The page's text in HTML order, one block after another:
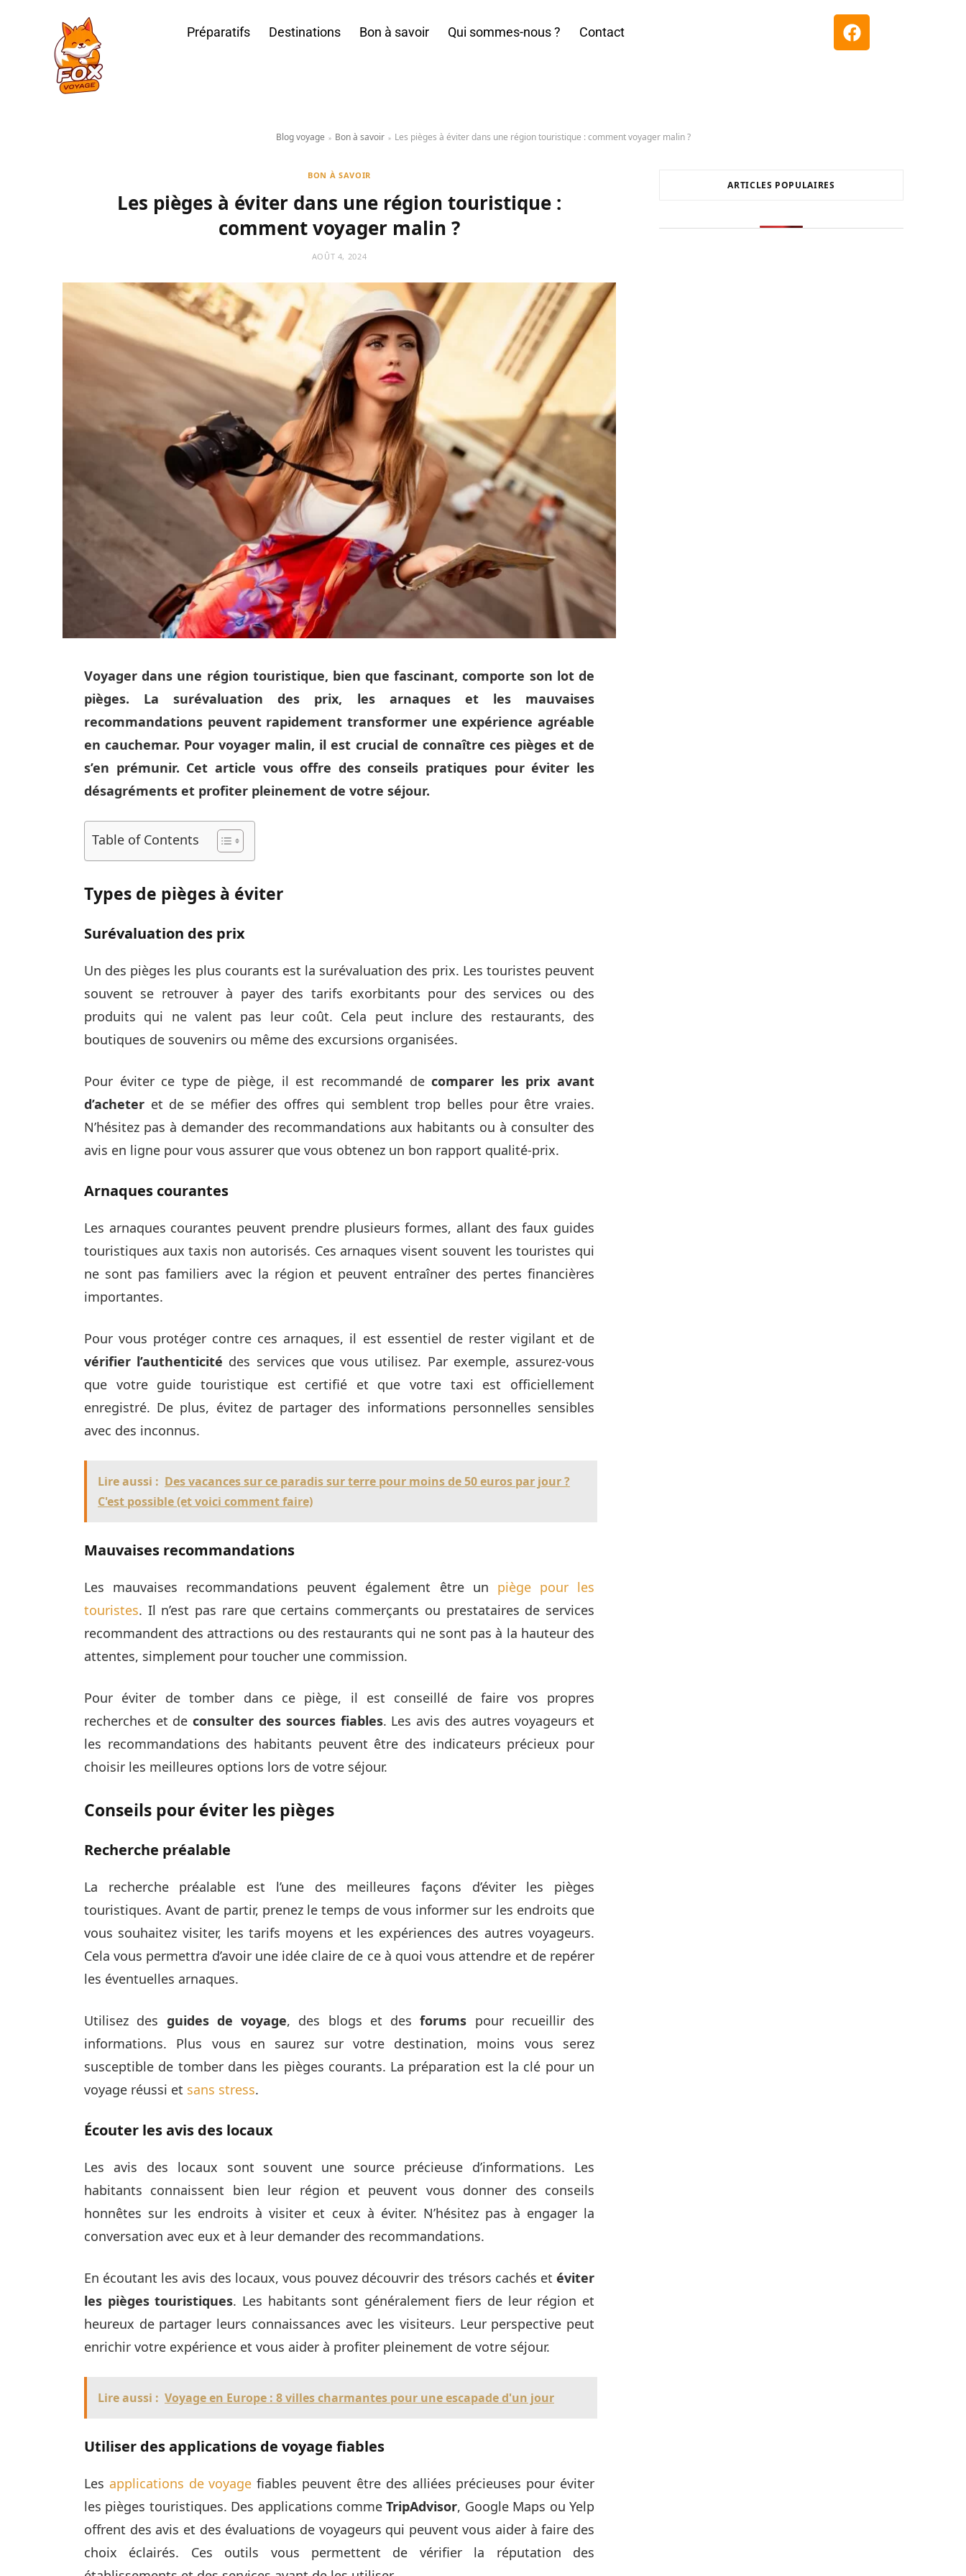
Préparatifs Destinations Bon à savoir Qui sommes-nous ? Contact
Blog voyage » Bon à savoir » Les pièges à éviter dans une région touristique : comment voyager malin ?
BON À SAVOIR
Les pièges à éviter dans une région touristique :
comment voyager malin ?
AOÛT 4, 2024
Voyager dans une région touristique, bien que fascinant, comporte son lot de
pièges. La surévaluation des prix, les arnaques et les mauvaises
recommandations peuvent rapidement transformer une expérience agréable
en cauchemar. Pour voyager malin, il est crucial de connaître ces pièges et de
s’en prémunir. Cet article vous offre des conseils pratiques pour éviter les
désagréments et profiter pleinement de votre séjour.
Table of Contents
Types de pièges à éviter
Surévaluation des prix
Un des pièges les plus courants est la surévaluation des prix. Les touristes peuvent
souvent se retrouver à payer des tarifs exorbitants pour des services ou des
produits qui ne valent pas leur coût. Cela peut inclure des restaurants, des
boutiques de souvenirs ou même des excursions organisées.
Pour éviter ce type de piège, il est recommandé decomparer les prix avant
d’acheteret de se méfier des offres qui semblent trop belles pour être vraies.
N’hésitez pas à demander des recommandations aux habitants ou à consulter des
avis en ligne pour vous assurer que vous obtenez un bon rapport qualité-prix.
Arnaques courantes
Les arnaques courantes peuvent prendre plusieurs formes, allant des faux guides
touristiques aux taxis non autorisés. Ces arnaques visent souvent les touristes qui
ne sont pas familiers avec la région et peuvent entraîner des pertes financières
importantes.
Pour vous protéger contre ces arnaques, il est essentiel de rester vigilant et de
vérifier l’authenticité des services que vous utilisez. Par exemple, assurez-vous
que votre guide touristique est certifié et que votre taxi est officiellement
enregistré. De plus, évitez de partager des informations personnelles sensibles
avec des inconnus.
Lire aussi : Des vacances sur ce paradis sur terre pour moins de 50 euros par jour ?
C'est possible (et voici comment faire)
Mauvaises recommandations
Les mauvaises recommandations peuvent également être un piège pour les
touristes. Il n’est pas rare que certains commerçants ou prestataires de services
recommandent des attractions ou des restaurants qui ne sont pas à la hauteur des
attentes, simplement pour toucher une commission.
Pour éviter de tomber dans ce piège, il est conseillé de faire vos propres
recherches et deconsulter des sources fiables. Les avis des autres voyageurs et
les recommandations des habitants peuvent être des indicateurs précieux pour
choisir les meilleures options lors de votre séjour.
Conseils pour éviter les pièges
Recherche préalable
La recherche préalable est l’une des meilleures façons d’éviter les pièges
touristiques. Avant de partir, prenez le temps de vous informer sur les endroits que
vous souhaitez visiter, les tarifs moyens et les expériences des autres voyageurs.
Cela vous permettra d’avoir une idée claire de ce à quoi vous attendre et de repérer
les éventuelles arnaques.
Utilisez des guides de voyage, des blogs et desforums pour recueillir des
informations. Plus vous en saurez sur votre destination, moins vous serez
susceptible de tomber dans les pièges courants. La préparation est la clé pour un
voyage réussi et sans stress.
Écouter les avis des locaux
Les avis des locaux sont souvent une source précieuse d’informations. Les
habitants connaissent bien leur région et peuvent vous donner des conseils
honnêtes sur les endroits à visiter et ceux à éviter. N’hésitez pas à engager la
conversation avec eux et à leur demander des recommandations.
En écoutant les avis des locaux, vous pouvez découvrir des trésors cachés etéviter
les pièges touristiques. Les habitants sont généralement fiers de leur région et
heureux de partager leurs connaissances avec les visiteurs. Leur perspective peut
enrichir votre expérience et vous aider à profiter pleinement de votre séjour.
Lire aussi : Voyage en Europe : 8 villes charmantes pour une escapade d'un jour
Utiliser des applications de voyage fiables
Les applications de voyage fiables peuvent être des alliées précieuses pour éviter
les pièges touristiques. Des applications commeTripAdvisor, Google Maps ou Yelp
offrent des avis et des évaluations de voyageurs qui peuvent vous aider à faire des
choix éclairés. Ces outils vous permettent de vérifier la réputation des
ARTICLES POPULAIRES